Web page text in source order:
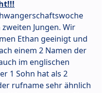
Jungen. Wir
Ethan geeinigt und
einem 2 Namen der
im englischen
1 Sohn hat als 2
rufname sehr ähnlich